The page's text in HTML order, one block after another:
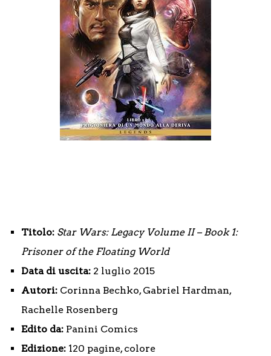
Titolo: Star Wars: Legacy Volume II – Book 1:
Prisoner of the Floating World
Data di uscita: 2 luglio 2015
Autori: Corinna Bechko, Gabriel Hardman,
Rachelle Rosenberg
Edito da: Panini Comics
Edizione: 120 pagine, colore